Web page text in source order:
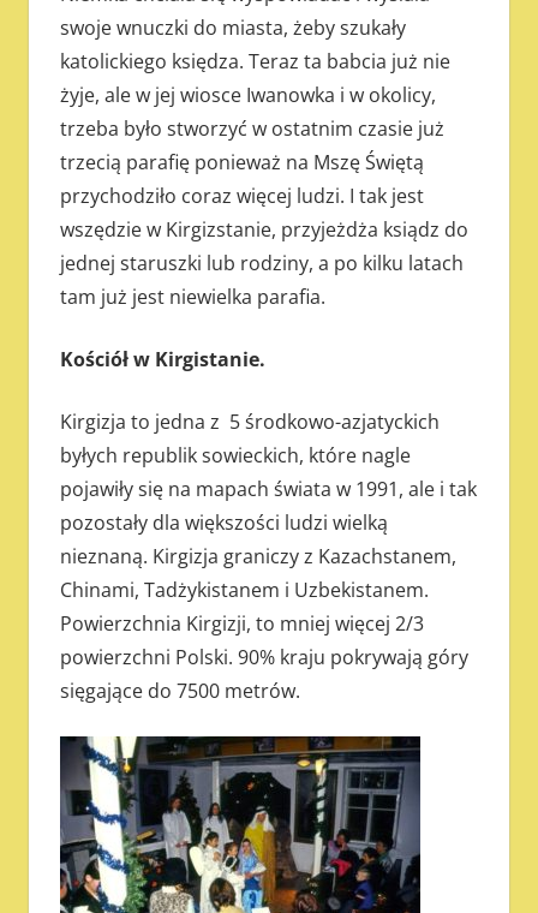
swoje wnuczki do miasta, żeby szukały
katolickiego księdza. Teraz ta babcia już nie
żyje, ale w jej wiosce Iwanowka i w okolicy,
trzeba było stworzyć w ostatnim czasie już
trzecią parafię ponieważ na Mszę Świętą
przychodziło coraz więcej ludzi. I tak jest
wszędzie w Kirgizstanie, przyjeżdża ksiądz do
jednej staruszki lub rodziny, a po kilku latach
tam już jest niewielka parafia.
Kościół w Kirgistanie.
Kirgizja to jedna z 5 środkowo-azjatyckich
byłych republik sowieckich, które nagle
pojawiły się na mapach świata w 1991, ale i tak
pozostały dla większości ludzi wielką
nieznaną. Kirgizja graniczy z Kazachstanem,
Chinami, Tadżykistanem i Uzbekistanem.
Powierzchnia Kirgizji, to mniej więcej 2/3
powierzchni Polski. 90% kraju pokrywają góry
sięgające do 7500 metrów.